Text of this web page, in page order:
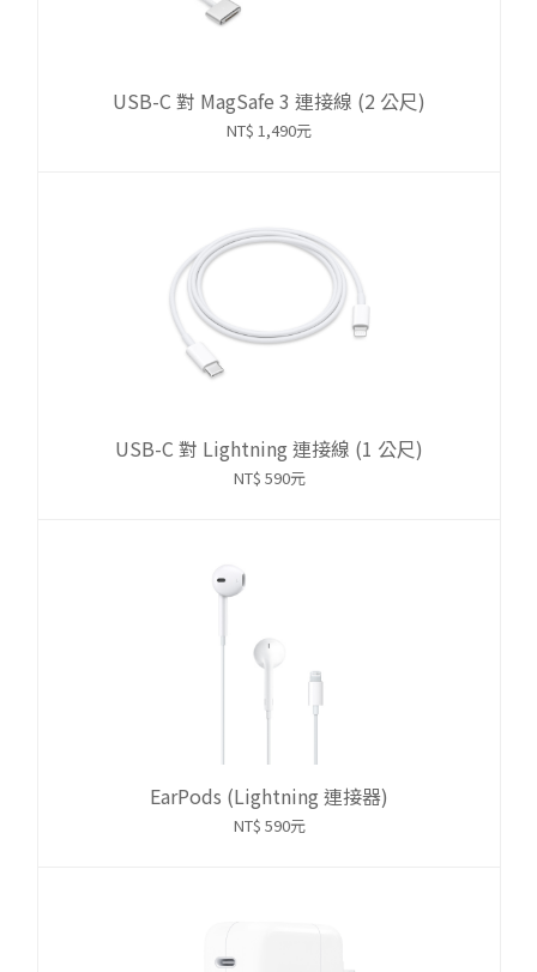
USB-C 對 MagSafe 3 連接線 (2 公尺)
NT$ 1,490元
USB-C 對 Lightning 連接線 (1 公尺)
NT$ 590元
EarPods (Lightning 連接器)
NT$ 590元